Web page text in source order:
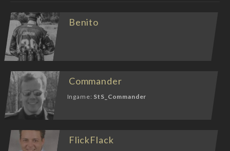
Benito
Commander
Ingame: StS_Commander
FlickFlack